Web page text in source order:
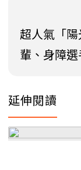
超人氣「
輩、身障
延伸閱讀